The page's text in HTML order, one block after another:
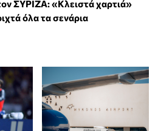
ΣΥΡΙΖΑ: «Κλειστά χαρτιά»
όλα τα σενάρια